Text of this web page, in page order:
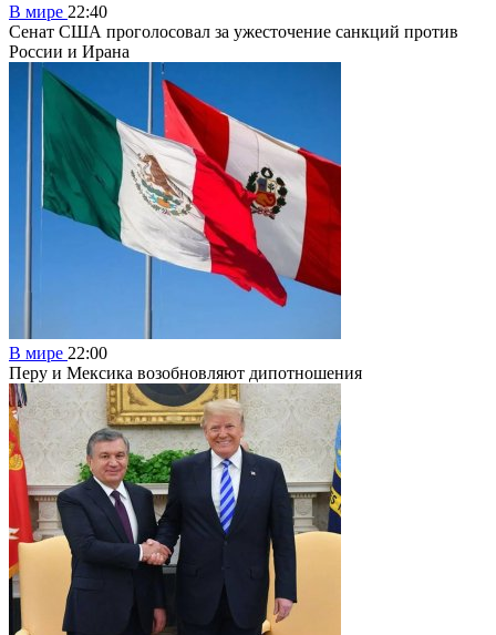
В мире 22:40
Сенат США проголосовал за ужесточение санкций против
России и Ирана
В мире 22:00
Перу и Мексика возобновляют дипотношения